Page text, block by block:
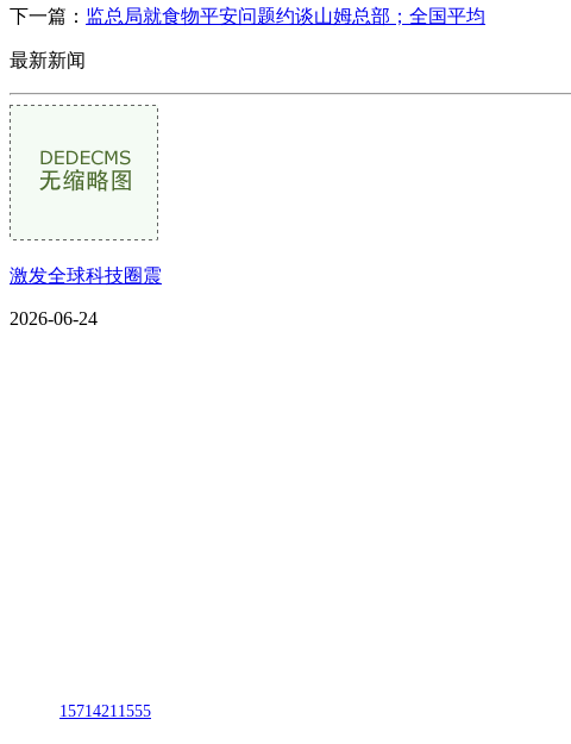
下一篇： 监总局就食物平安问题约谈山姆总部；全国平均
最新新闻
激发全球科技圈震
2026-06-24
15714211555